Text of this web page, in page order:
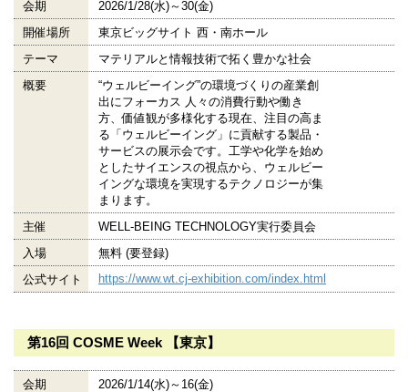
会期
2026/1/28(水)～30(金)
開催場所
東京ビッグサイト 西・南ホール
テーマ
マテリアルと情報技術で拓く豊かな社会
概要
“ウェルビーイング”の環境づくりの産業創
出にフォーカス 人々の消費行動や働き
方、価値観が多様化する現在、注目の高ま
る「ウェルビーイング」に貢献する製品・
サービスの展示会です。工学や化学を始め
としたサイエンスの視点から、ウェルビー
イングな環境を実現するテクノロジーが集
まります。
主催
WELL-BEING TECHNOLOGY実行委員会
入場
無料 (要登録)
公式サイト
https://www.wt.cj-exhibition.com/index.html
第16回 COSME Week 【東京】
会期
2026/1/14(水)～16(金)